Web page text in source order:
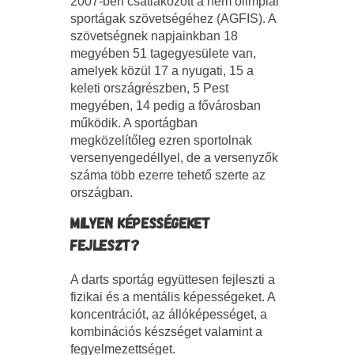
sportágak szövetségéhez (AGFIS). A
szövetségnek napjainkban 18
megyében 51 tagegyesülete van,
amelyek közül 17 a nyugati, 15 a
keleti országrészben, 5 Pest
megyében, 14 pedig a fővárosban
működik. A sportágban
megközelítőleg ezren sportolnak
versenyengedéllyel, de a versenyzők
száma több ezerre tehető szerte az
országban.
MILYEN KÉPESSÉGEKET
FEJLESZT?
A darts sportág együttesen fejleszti a
fizikai és a mentális képességeket. A
koncentrációt, az állóképességet, a
kombinációs készséget valamint a
fegyelmezettséget.